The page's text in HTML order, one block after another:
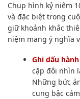
Chụp hình kỷ niệm
và đặc biệt trong
giữ khoảnh khắc
niệm mang ý nghĩa
Ghi dấu
cặp đôi nhìn
Những bức
cung bậc